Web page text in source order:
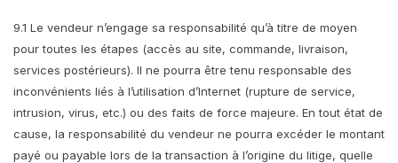
9.1 Le vendeur n’engage sa responsabilité qu’à titre de moyen
pour toutes les étapes (accès au site, commande, livraison,
services postérieurs). Il ne pourra être tenu responsable des
inconvénients liés à l’utilisation d’Internet (rupture de service,
intrusion, virus, etc.) ou des faits de force majeure. En tout état de
cause, la responsabilité du vendeur ne pourra excéder le montant
payé ou payable lors de la transaction à l’origine du litige, quelle